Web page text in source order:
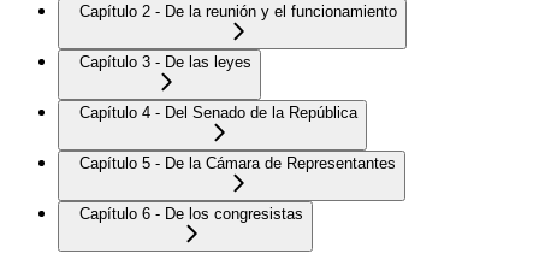
Capítulo 2 - De la reunión y el funcionamiento
Capítulo 3 - De las leyes
Capítulo 4 - Del Senado de la República
Capítulo 5 - De la Cámara de Representantes
Capítulo 6 - De los congresistas